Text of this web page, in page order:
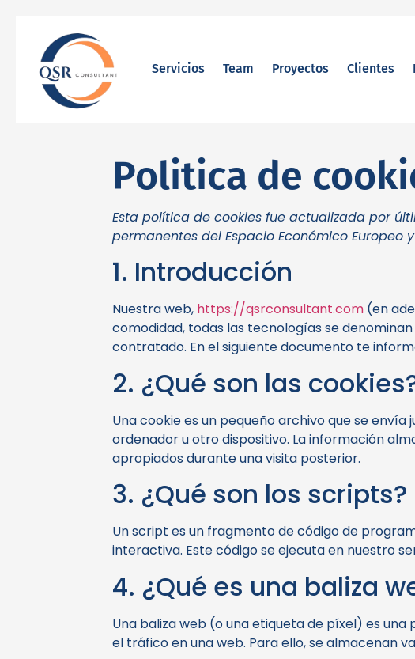
Servicios Team Proyectos Clientes
Politica de
Esta política de cookies fue actualizada por
permanentes del Espacio Económico Europeo y
1. Introducción
Nuestra web, https://qsrconsultant.com (en
comodidad, todas las tecnologías se
contratado. En el siguiente documento te
2. ¿Qué son las
Una cookie es un pequeño archivo que se
ordenador u otro dispositivo. La información
apropiados durante una visita posterior.
3. ¿Qué son los scripts?
Un script es un fragmento de código de
interactiva. Este código se ejecuta en nuestro
4. ¿Qué es una baliza
Una baliza web (o una etiqueta de píxel) es
el tráfico en una web. Para ello, se almacenan